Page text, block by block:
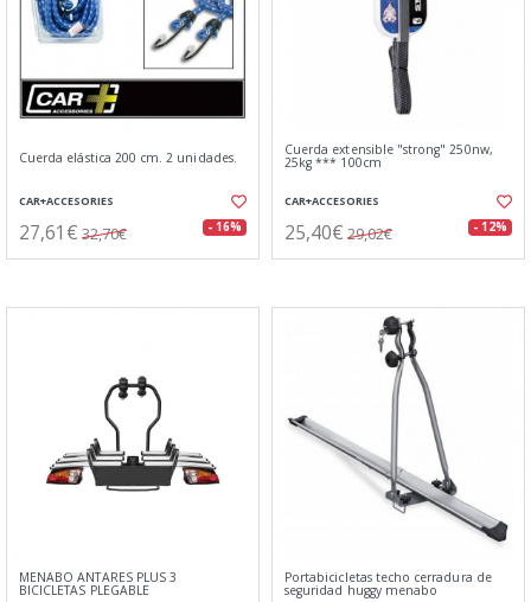
Cuerda elástica 200 cm. 2 unidades.
CAR+ACCESORIES
27,61€ 32,70€ - 16%
Cuerda extensible "strong" 250nw,
25kg *** 100cm
CAR+ACCESORIES
25,40€ 29,02€ - 12%
MENABO ANTARES PLUS 3
BICICLETAS PLEGABLE
Portabicicletas techo cerradura de
seguridad huggy menabo